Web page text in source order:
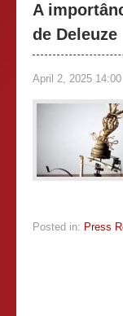
A
de Deleuze
April 2, 2025 14:00
Posted in: Press